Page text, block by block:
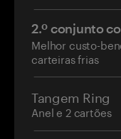
2.º conjunto
Melhor custo-
carteiras frias
Tangem Ring
Anel e 2 cartões